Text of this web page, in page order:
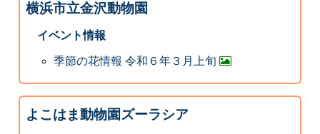
横浜市立金沢動物園
イベント情報
季節の花情報 令和６年３月上旬
よこはま動物園ズーラシア